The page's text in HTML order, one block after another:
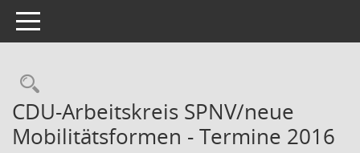
Toggle navigation
Rechercheauswahl
CDU-Arbeitskreis SPNV/neue
Mobilitätsformen - Termine 2016